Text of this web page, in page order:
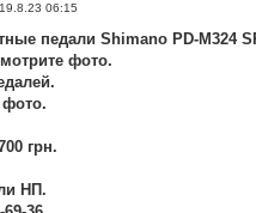
19.8.23 06:15
педали Shimano PD-M324
фото.
грн.
НП.